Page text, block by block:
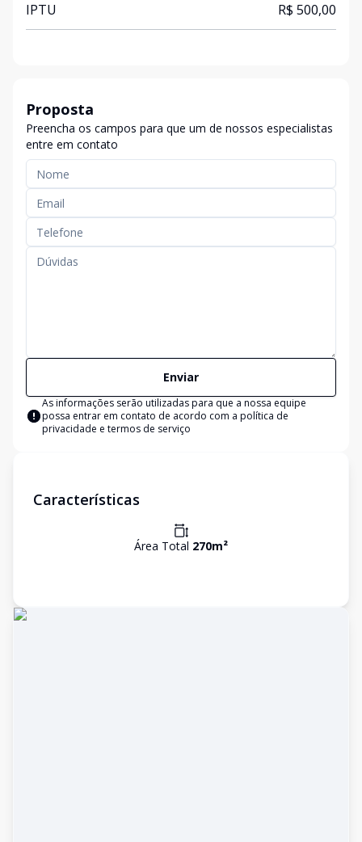
IPTU R$ 500,00
Proposta
Preencha os campos para que um de nossos especialistas
entre em contato
Enviar
As informações serão utilizadas para que a nossa equipe
possa entrar em contato de acordo com a política de
privacidade e termos de serviço
Características
Área Total 270m²